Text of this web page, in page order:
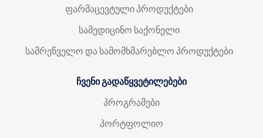
ფარმაცევტული პროდუქტები
სამედიცინო საქონელი
სამრეწველო და სამომხმარებლო პროდუქტები
ჩვენი გადაწყვეტილებები
პროგრამები
პორტფოლიო